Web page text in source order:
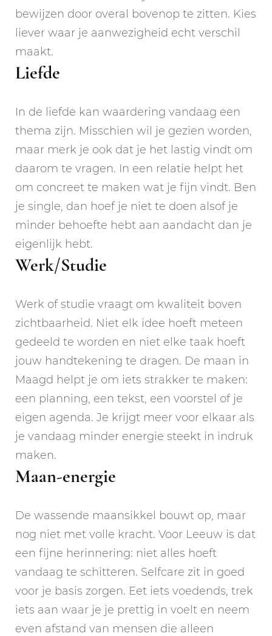
bewijzen door overal bovenop te zitten. Kies
liever waar je aanwezigheid echt verschil
maakt.
Liefde
In de liefde kan waardering vandaag een
thema zijn. Misschien wil je gezien worden,
maar merk je ook dat je het lastig vindt om
daarom te vragen. In een relatie helpt het
om concreet te maken wat je fijn vindt. Ben
je single, dan hoef je niet te doen alsof je
minder behoefte hebt aan aandacht dan je
eigenlijk hebt.
Werk/Studie
Werk of studie vraagt om kwaliteit boven
zichtbaarheid. Niet elk idee hoeft meteen
gedeeld te worden en niet elke taak hoeft
jouw handtekening te dragen. De maan in
Maagd helpt je om iets strakker te maken:
een planning, een tekst, een voorstel of je
eigen agenda. Je krijgt meer voor elkaar als
je vandaag minder energie steekt in indruk
maken.
Maan-energie
De wassende maansikkel bouwt op, maar
nog niet met volle kracht. Voor Leeuw is dat
een fijne herinnering: niet alles hoeft
vandaag te schitteren. Selfcare zit in goed
voor je basis zorgen. Eet iets voedends, trek
iets aan waar je je prettig in voelt en neem
even afstand van mensen die alleen